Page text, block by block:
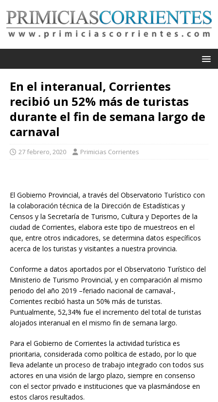
En el interanual, Corrientes
recibió un 52% más de turistas
durante el fin de semana largo de
carnaval
27 febrero, 2020 Primicias Corrientes
El Gobierno Provincial, a través del Observatorio Turístico con
la colaboración técnica de la Dirección de Estadísticas y
Censos y la Secretaría de Turismo, Cultura y Deportes de la
ciudad de Corrientes, elabora este tipo de muestreos en el
que, entre otros indicadores, se determina datos específicos
acerca de los turistas y visitantes a nuestra provincia.
Conforme a datos aportados por el Observatorio Turístico del
Ministerio de Turismo Provincial, y en comparación al mismo
periodo del año 2019 –feriado nacional de carnaval-,
Corrientes recibió hasta un 50% más de turistas.
Puntualmente, 52,34% fue el incremento del total de turistas
alojados interanual en el mismo fin de semana largo.
Para el Gobierno de Corrientes la actividad turística es
prioritaria, considerada como política de estado, por lo que
lleva adelante un proceso de trabajo integrado con todos sus
actores en una visión de largo plazo, siempre en consenso
con el sector privado e instituciones que va plasmándose en
estos claros resultados.